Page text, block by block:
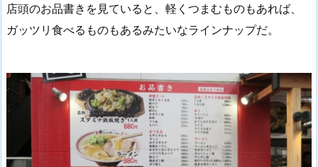
店頭のお品書きを見ていると、軽くつまむものもあれば、
ガッツリ食べるものもあるみたいなラインナップだ。